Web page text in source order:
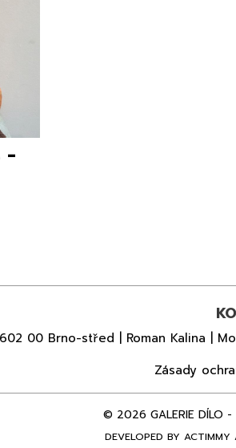
-
00 Brno-střed | Roman Kalina |
Zásady
© 2026 GALERIE DÍLO -
DEVELOPED BY ACTIMMY